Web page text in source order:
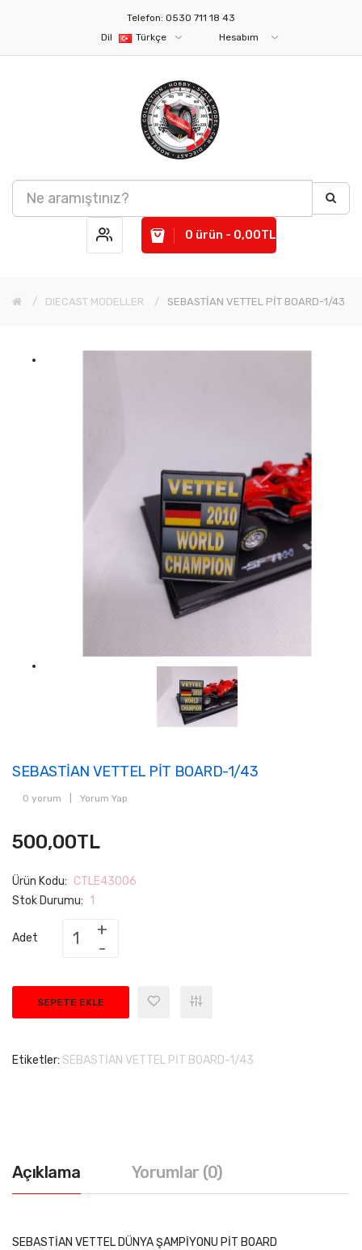
Telefon: 0530 711 18 43
Dil
Türkçe Hesabım
0 ürün - 0,00TL
DIECAST MODELLER SEBASTİAN VETTEL PİT BOARD-1/43
SEBASTİAN VETTEL PİT BOARD-1/43
0 yorum Yorum Yap
500,00TL
Ürün Kodu: CTLE43006
Stok Durumu: 1
Adet
SEPETE EKLE
Etiketler: SEBASTİAN VETTEL PİT BOARD-1/43
Açıklama Yorumlar (0)
SEBASTİAN VETTEL DÜNYA ŞAMPİYONU PİT BOARD